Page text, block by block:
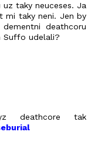
taky neuceses. Ja
mi taky neni. Jen by
deathcoru
Suffo udelali?
deathcore tak